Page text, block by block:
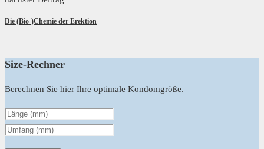
Die (Bio-)Chemie der Erektion
Size-Rechner
Berechnen Sie hier Ihre optimale Kondomgröße.